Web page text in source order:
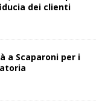
dei clienti
a Scaparoni per i